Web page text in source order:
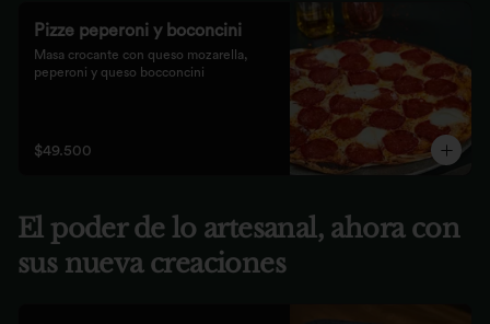
Pizze peperoni y boconcini
Masa crocante con queso mozarella,
peperoni y queso bocconcini
$49.500
El poder de lo artesanal, ahora con
sus nueva creaciones